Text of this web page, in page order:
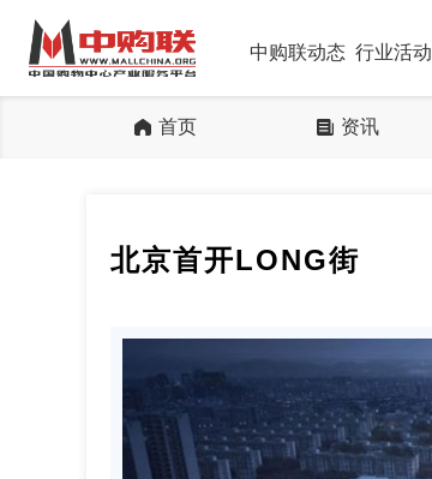
中购联动态 行业活动
首页 资讯
北京首开LONG街